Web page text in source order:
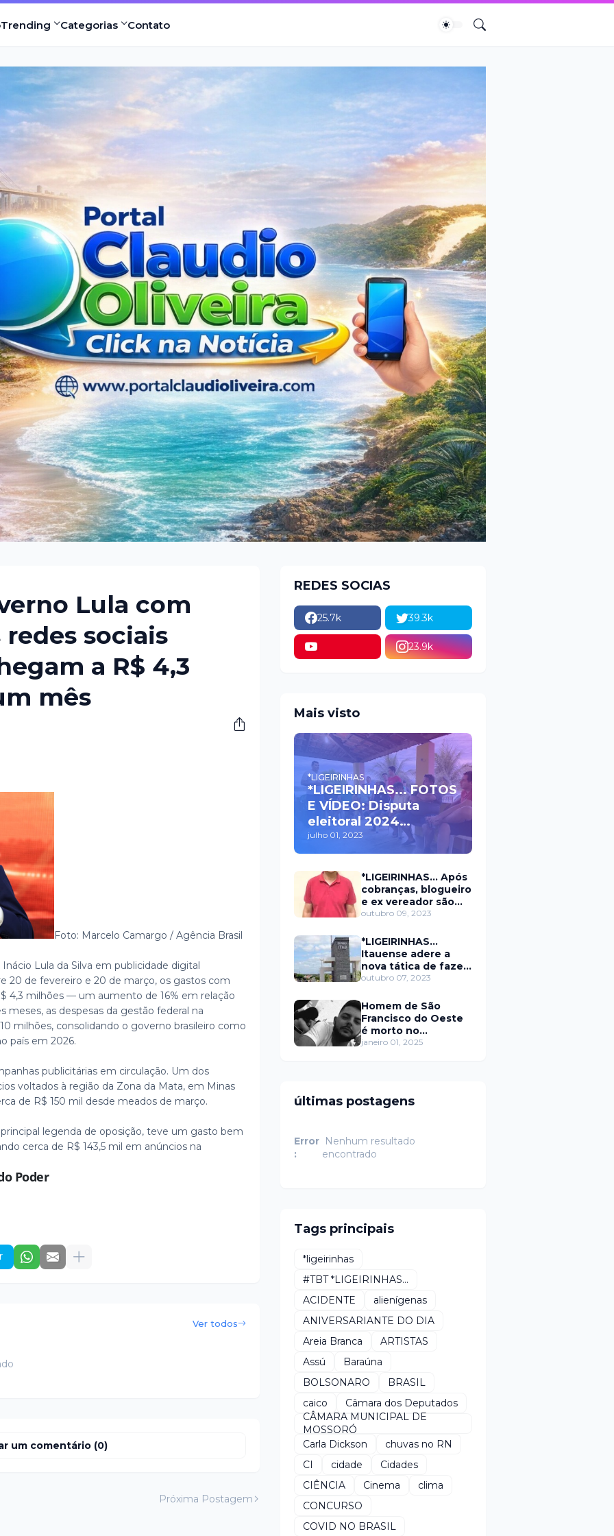
Trending Categorias Contato
Lula com
sociais
a R$ 4,3
mês
Foto: Marcelo Camargo / Agência Brasil
Lula da Silva em publicidade digital
20 de fevereiro e 20 de março, os gastos com
4,3 milhões — um aumento de 16% em relação
meses, as despesas da gestão federal na
milhões, consolidando o governo brasileiro como
país em 2026.
publicitárias em circulação. Um dos
voltados à região da Zona da Mata, em Minas
de R$ 150 mil desde meados de março.
legenda de oposição, teve um gasto bem
cerca de R$ 143,5 mil em anúncios na
Poder
Ver todos
um comentário (0)
Próxima Postagem
REDES SOCIAS
25.7k 39.3k
23.9k
Mais visto
*LIGEIRINHAS
*LIGEIRINHAS... FOTOS
E VÍDEO: Disputa
eleitoral 2024
movimenta políticos
da oposição em Itaú na
escolha do candidato
a prefeito
julho 01, 2023
*LIGEIRINHAS... Após
cobranças, blogueiro
e ex vereador são
xingados pelo
prefeitura de Itaú
outubro 09, 2023
*LIGEIRINHAS...
Itauense adere a
nova tática de fazer
exame através de
outubro 07, 2023
Homem de São
Francisco do Oeste
é morto no
município de
janeiro 01, 2025
últimas postagens
Error
:
Nenhum resultado
encontrado
Tags principais
*ligeirinhas
#TBT *LIGEIRINHAS...
ACIDENTE
alienígenas
ANIVERSARIANTE DO DIA
Areia Branca
ARTISTAS
Assú
Baraúna
BOLSONARO
BRASIL
caico
Câmara dos Deputados
CÂMARA MUNICIPAL DE
MOSSORÓ
Carla Dickson
chuvas no RN
CI
cidade
Cidades
CIÊNCIA
Cinema
clima
CONCURSO
COVID NO BRASIL